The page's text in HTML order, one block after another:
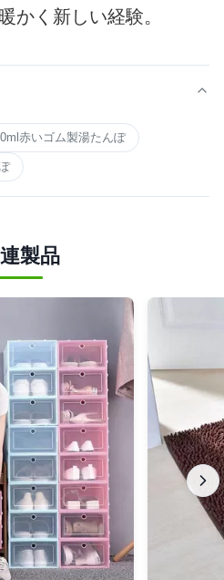
かく新しい経験。
赤いゴム製湯たんぽ
製品